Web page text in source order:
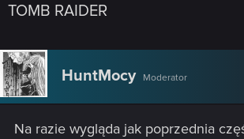
TOMB RAIDER
HuntMocy Moderator
Na razie wygląda jak poprzednia